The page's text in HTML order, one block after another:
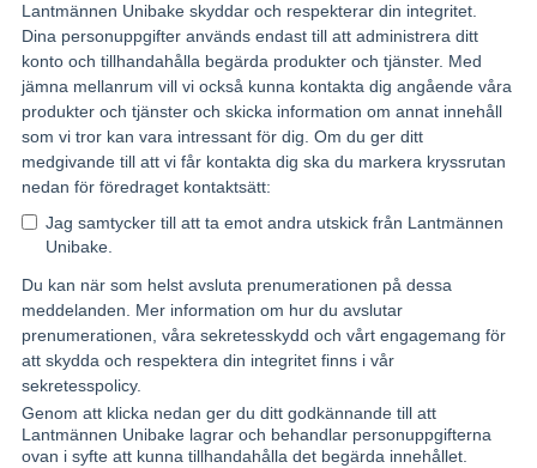
Lantmännen Unibake skyddar och respekterar din integritet.
Dina personuppgifter används endast till att administrera ditt
konto och tillhandahålla begärda produkter och tjänster. Med
jämna mellanrum vill vi också kunna kontakta dig angående våra
produkter och tjänster och skicka information om annat innehåll
som vi tror kan vara intressant för dig. Om du ger ditt
medgivande till att vi får kontakta dig ska du markera kryssrutan
nedan för föredraget kontaktsätt:
Jag samtycker till att ta emot andra utskick från Lantmännen
Unibake.
Du kan när som helst avsluta prenumerationen på dessa
meddelanden. Mer information om hur du avslutar
prenumerationen, våra sekretesskydd och vårt engagemang för
att skydda och respektera din integritet finns i vår
sekretesspolicy.
Genom att klicka nedan ger du ditt godkännande till att
Lantmännen Unibake lagrar och behandlar personuppgifterna
ovan i syfte att kunna tillhandahålla det begärda innehållet.